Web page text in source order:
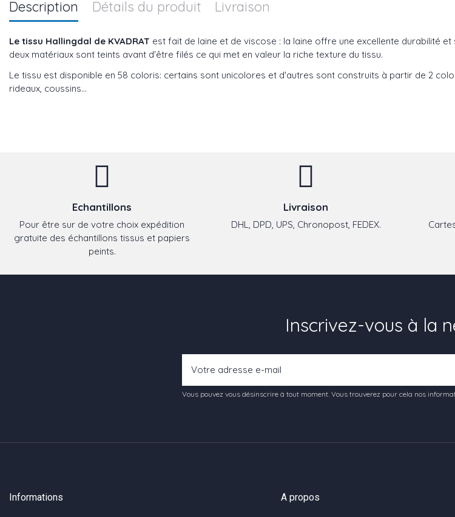
Description Détails du produit Livraison
Le tissu Hallingdal de KVADRAT est fait de laine et de viscose : la laine offre une excellente durabilité
deux matériaux sont teints avant d'être filés ce qui met en valeur la riche texture du tissu.
Le tissu est disponible en 58 coloris: certains sont unicolores et d'autres sont construits à partir de 2
rideaux, coussins...
Echantillons
Pour être sur de votre choix expédition
gratuite des échantillons tissus et papiers
peints.
Livraison
DHL, DPD, UPS, Chronopost, FEDEX.
Inscrivez-vous à la
Vous pouvez vous désinscrire à tout moment. Vous trouverez pour cela nos
Informations A propos